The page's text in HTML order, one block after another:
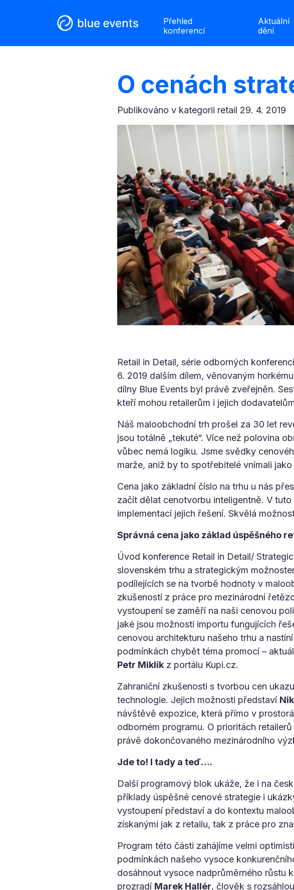
Přehled
konferencí
Aktuální
dění
O cenách
Publikováno v kategorii retail 29. 4. 2019
Retail in Detail, série odborných
6. 2019 dalším dílem, věnovaným
dílny Blue Events byl právě zveřejněn.
kteří mohou retailerům i jejich
Náš maloobchodní trh prošel za 30 let
jsou totálně „tekuté“. Více než polovina
vůbec nemá logiku. Jsme svědky
marže, aniž by to spotřebitelé vnímali
Cena jako základní číslo na trhu u nás
začít dělat cenotvorbu inteligentně. V
implementací jejich řešení. Skvělá
Správná cena jako základ úspěšného
Úvod konference Retail in Detail/
slovenském trhu a strategickým
podílejících se na tvorbě hodnoty v
zkušeností z práce pro mezinárodní
vystoupení se zaměří na naši cenovou
jaké jsou možnosti importu fungujících
cenovou architekturu našeho trhu a
podmínkách chybět téma promocí –
Petr Miklík z portálu Kupi.cz.
Zahraniční zkušenosti s tvorbou cen
technologie. Jejich možnosti představí
návštěvě expozice, která přímo v
odborném programu. O prioritách
právě dokončovaného mezinárodního
Jde to! I tady a teď….
Další programový blok ukáže, že i na
příklady úspěšné cenové strategie i
vystoupení představí a do kontextu
získanými jak z retailu, tak z práce pro
Program této části zahájíme velmi
podmínkách našeho vysoce
dosáhnout vysoce nadprůměrného růstu
prozradí Marek Hallér, člověk s